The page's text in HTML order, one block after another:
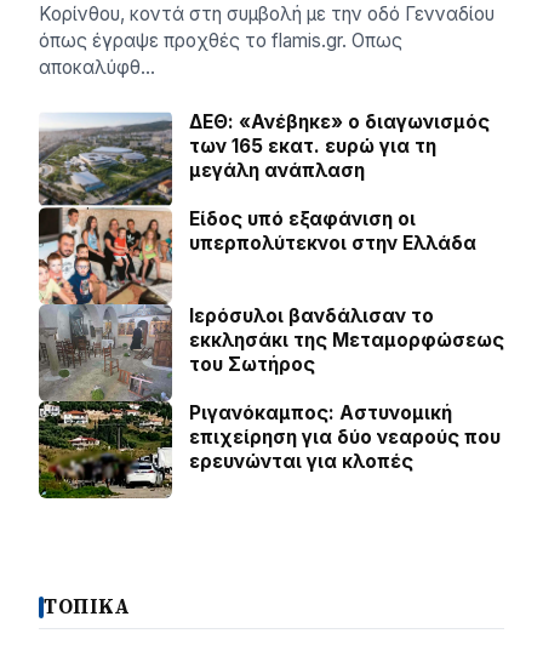
Κορίνθου, κοντά στη συμβολή με την οδό Γενναδίου
όπως έγραψε προχθές το flamis.gr. Οπως
αποκαλύφθ…
ΔΕΘ: «Ανέβηκε» ο διαγωνισμός
των 165 εκατ. ευρώ για τη
μεγάλη ανάπλαση
Είδος υπό εξαφάνιση οι
υπερπολύτεκνοι στην Ελλάδα
Ιερόσυλοι βανδάλισαν το
εκκλησάκι της Μεταμορφώσεως
του Σωτήρος
Ριγανόκαμπος: Αστυνομική
επιχείρηση για δύο νεαρούς που
ερευνώνται για κλοπές
ΤΟΠΙΚΑ